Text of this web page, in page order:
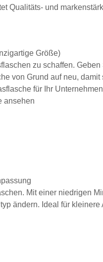
Qualitäts- und
Größe)
zu schaffen.
von Grund auf neu,
für Ihr
ansehen
Mit einer niedrigen
ändern. Ideal für